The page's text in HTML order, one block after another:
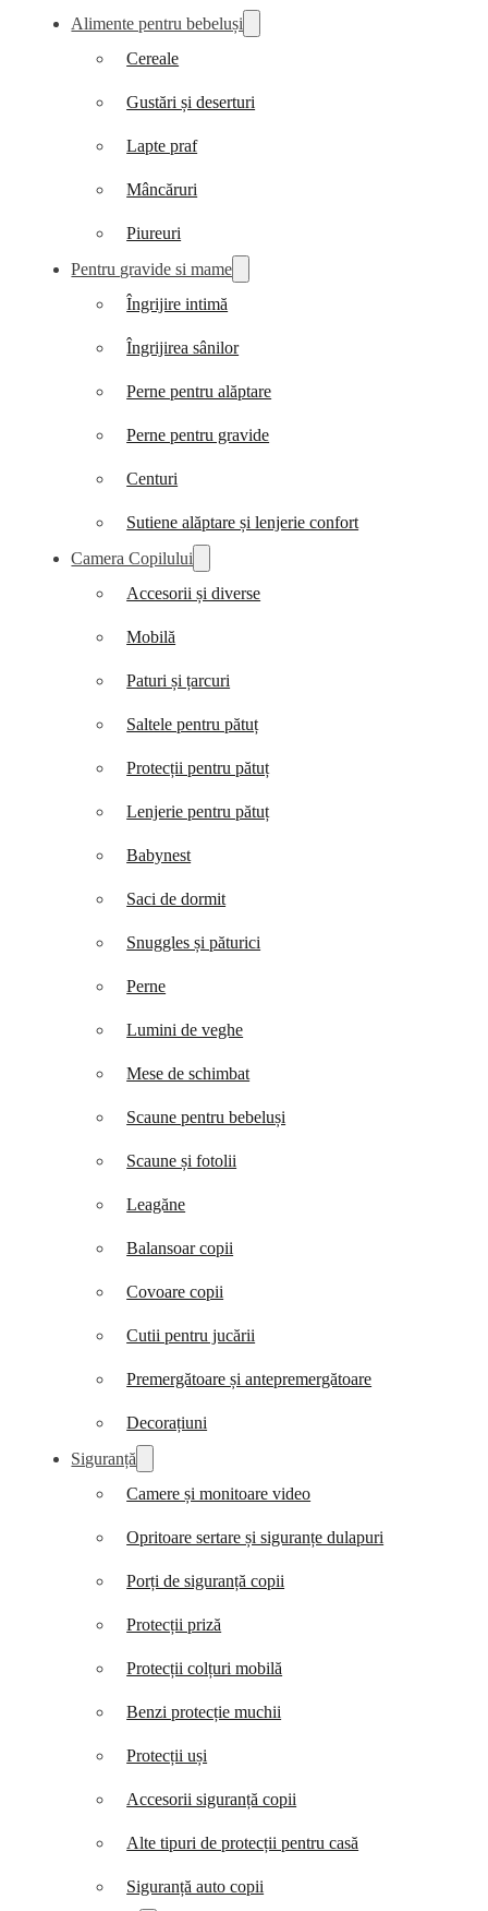
Alimente pentru bebeluși
Cereale
Gustări și deserturi
Lapte praf
Mâncăruri
Piureuri
Pentru gravide si mame
Îngrijire intimă
Îngrijirea sânilor
Perne pentru alăptare
Perne pentru gravide
Centuri
Sutiene alăptare și lenjerie confort
Camera Copilului
Accesorii și diverse
Mobilă
Paturi și țarcuri
Saltele pentru pătuț
Protecții pentru pătuț
Lenjerie pentru pătuț
Babynest
Saci de dormit
Snuggles și păturici
Perne
Lumini de veghe
Mese de schimbat
Scaune pentru bebeluși
Scaune și fotolii
Leagăne
Balansoar copii
Covoare copii
Cutii pentru jucării
Premergătoare și antepremergătoare
Decorațiuni
Siguranță
Camere și monitoare video
Opritoare sertare și siguranțe dulapuri
Porți de siguranță copii
Protecții priză
Protecții colțuri mobilă
Benzi protecție muchii
Protecții uși
Accesorii siguranță copii
Alte tipuri de protecții pentru casă
Siguranță auto copii